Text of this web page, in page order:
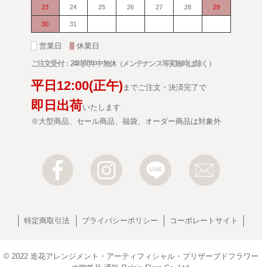
23 24 25 26 27 28 29
30 31
営業日
休業日
ご注文受付：24時間年中無休（メンテナンス等実施時は除く）
平日 12:00(正午)までご注文・決済完了で
即日出荷いたします
※大型商品、セール商品、福袋、オーダー商品は対象外
特定商取引法 プライバシーポリシー コーポレートサイト
© 2022 造花アレンジメント・アーティフィシャル・プリザーブドフラワー